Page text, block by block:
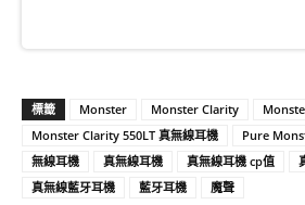
標籤 Monster Monster Clarity
Monster Clarity 550LT 真無線耳機
Pure
無線耳機
真無線耳機 真無線耳機 cp值
真無線藍牙耳機
藍牙耳機 魔聲